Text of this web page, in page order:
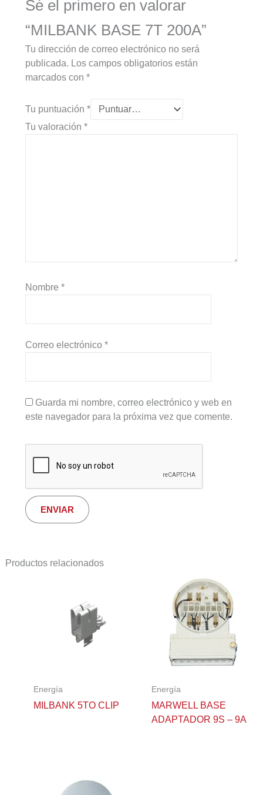
Sé el primero en valorar
“MILBANK BASE 7T 200A”
Tu dirección de correo electrónico no será
publicada. Los campos obligatorios están
marcados con *
Tu puntuación *
Tu valoración *
Nombre *
Correo electrónico *
Guarda mi nombre, correo electrónico y web en
este navegador para la próxima vez que comente.
Productos relacionados
Energía
MILBANK 5TO CLIP
Energía
MARWELL BASE
ADAPTADOR 9S – 9A